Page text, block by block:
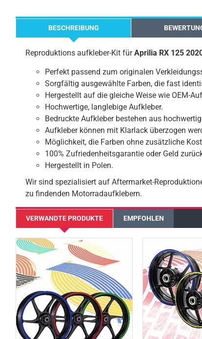
BESCHREIBUNG
Reproduktions aufkleber-Kit fürAprilia RX 125
Perfekt passend zum originalen
Sorgfältig ausgewählte Farben, die fast
Hergestellt auf die gleiche Weise wie OEM-
Hochwertige, langlebige Aufkleber.
Bedruckte Aufkleber bestehen aus
Aufkleber können mit Klarlack überzogen
Möglichkeit, die Farben ohne zusätzliche
100% Zufriedenheitsgarantie oder Geld
Hergestellt in Polen.
Wir sind spezialisiert auf Aftermarket-
zu findenden Motorradaufklebern.
VERWANDTE PRODUKTE EMPFOHLEN